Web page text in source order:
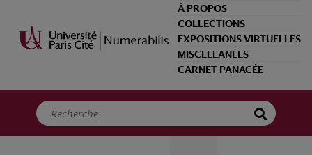
À PROPOS
COLLECTIONS
EXPOSITIONS VIRTUELLES
MISCELLANÉES
CARNET PANACÉE